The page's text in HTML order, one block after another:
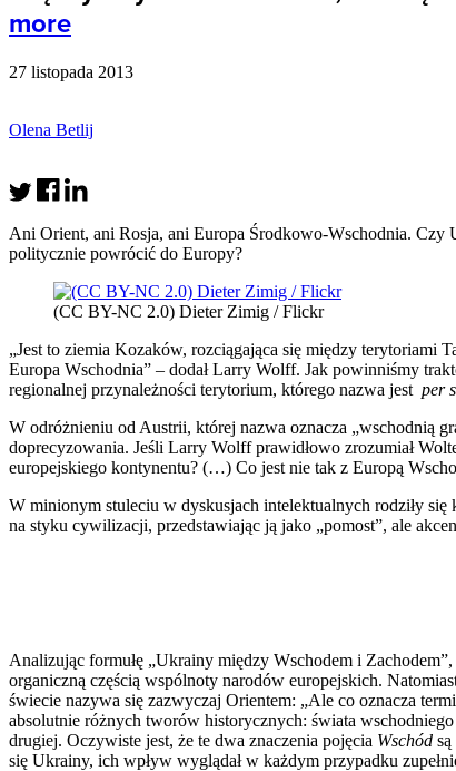
more
27 listopada 2013
Olena Betlij
Ani Orient, ani Rosja, ani Europa Środkowo-Wschodnia. Czy
politycznie powrócić do Europy?
(CC BY-NC 2.0) Dieter Zimig / Flickr
„Jest to ziemia Kozaków, rozciągająca się między terytoriami
Europa Wschodnia” – dodał Larry Wolff. Jak powinniśmy
regionalnej przynależności terytorium, którego nazwa jest per
W odróżnieniu od Austrii, której nazwa oznacza „wschodnią
doprecyzowania. Jeśli Larry Wolff prawidłowo zrozumiał
europejskiego kontynentu? (…) Co jest nie tak z Europą
W minionym stuleciu w dyskusjach intelektualnych rodziły się
na styku cywilizacji, przedstawiając ją jako „pomost”, ale
Analizując formułę „Ukrainy między Wschodem i
organiczną częścią wspólnoty narodów europejskich.
świecie nazywa się zazwyczaj Orientem: „Ale co oznacza
absolutnie różnych tworów historycznych: świata
drugiej. Oczywiste jest, że te dwa znaczenia pojęcia Wschód
się Ukrainy, ich wpływ wyglądał w każdym przypadku